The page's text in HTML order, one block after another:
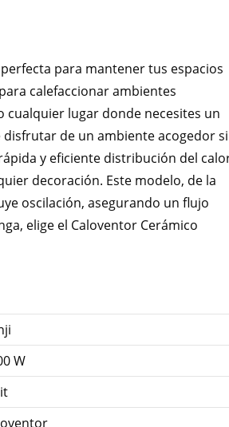
para mantener tus espacios
calefaccionar ambientes
cualquier lugar donde necesites un
de un ambiente acogedor
y eficiente distribución del
decoración. Este modelo, de la
oscilación, asegurando un flujo
elige el Caloventor Cerámico
W